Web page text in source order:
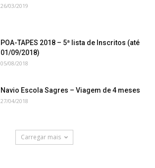
26/03/2019
POA-TAPES 2018 – 5ª lista de Inscritos (até
01/09/2018)
05/08/2018
Navio Escola Sagres – Viagem de 4 meses
27/04/2018
Carregar mais